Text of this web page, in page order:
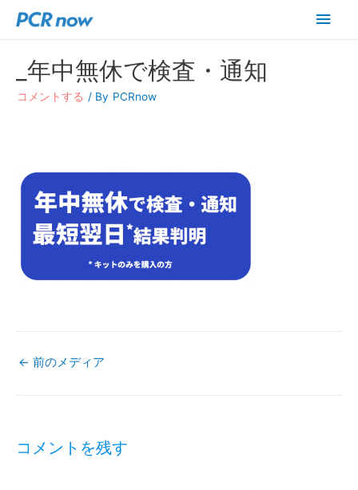
メ
_年中無休で検査・通知
コメントする / By PCRnow
稿
← 前のメディア
コメントを残す